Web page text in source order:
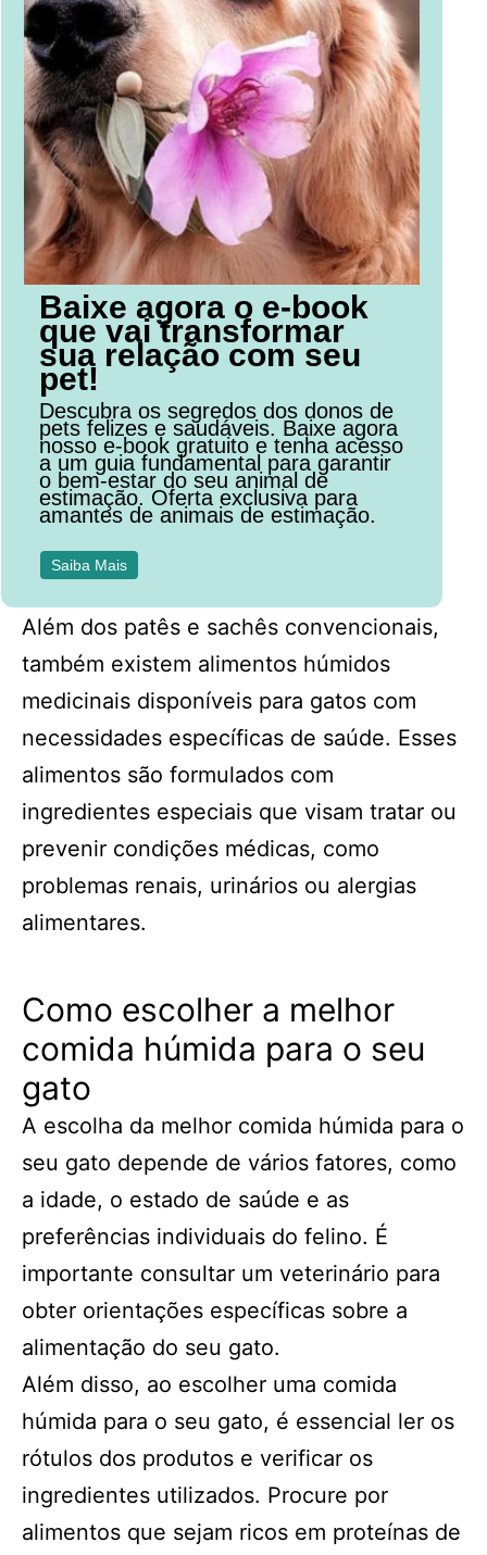
Baixe agora o e-book
que vai transformar
sua relação com seu
pet!
Descubra os segredos dos donos de
pets felizes e saudáveis. Baixe agora
nosso e-book gratuito e tenha acesso
a um guia fundamental para garantir
o bem-estar do seu animal de
estimação. Oferta exclusiva para
amantes de animais de estimação.
Saiba Mais
Além dos patês e sachês convencionais,
também existem alimentos húmidos
medicinais disponíveis para gatos com
necessidades específicas de saúde. Esses
alimentos são formulados com
ingredientes especiais que visam tratar ou
prevenir condições médicas, como
problemas renais, urinários ou alergias
alimentares.
Como escolher a melhor
comida húmida para o seu
gato
A escolha da melhor comida húmida para o
seu gato depende de vários fatores, como
a idade, o estado de saúde e as
preferências individuais do felino. É
importante consultar um veterinário para
obter orientações específicas sobre a
alimentação do seu gato.
Além disso, ao escolher uma comida
húmida para o seu gato, é essencial ler os
rótulos dos produtos e verificar os
ingredientes utilizados. Procure por
alimentos que sejam ricos em proteínas de